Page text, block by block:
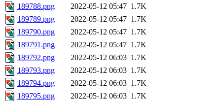
189788.png
2022-05-12 05:47 1.7K
189789.png
2022-05-12 05:47 1.7K
189790.png
2022-05-12 05:47 1.7K
189791.png
2022-05-12 05:47 1.7K
189792.png
2022-05-12 06:03 1.7K
189793.png
2022-05-12 06:03 1.7K
189794.png
2022-05-12 06:03 1.7K
189795.png
2022-05-12 06:03 1.7K